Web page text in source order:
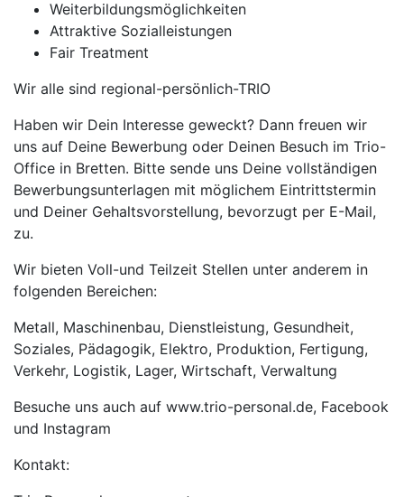
Weiterbildungsmöglichkeiten
Attraktive Sozialleistungen
Fair Treatment
Wir alle sind regional-persönlich-TRIO
Haben wir Dein Interesse geweckt? Dann freuen wir
uns auf Deine Bewerbung oder Deinen Besuch im Trio-
Office in Bretten. Bitte sende uns Deine vollständigen
Bewerbungsunterlagen mit möglichem Eintrittstermin
und Deiner Gehaltsvorstellung, bevorzugt per E-Mail,
zu.
Wir bieten Voll-und Teilzeit Stellen unter anderem in
folgenden Bereichen:
Metall, Maschinenbau, Dienstleistung, Gesundheit,
Soziales, Pädagogik, Elektro, Produktion, Fertigung,
Verkehr, Logistik, Lager, Wirtschaft, Verwaltung
Besuche uns auch auf www.trio-personal.de, Facebook
und Instagram
Kontakt: